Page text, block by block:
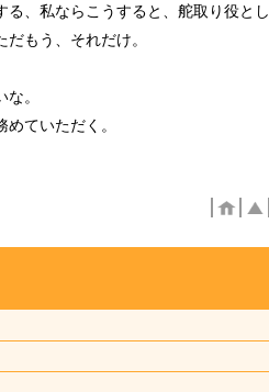
、私ならこうすると、舵取り役とし
もう、それだけ。
。
ていただく。